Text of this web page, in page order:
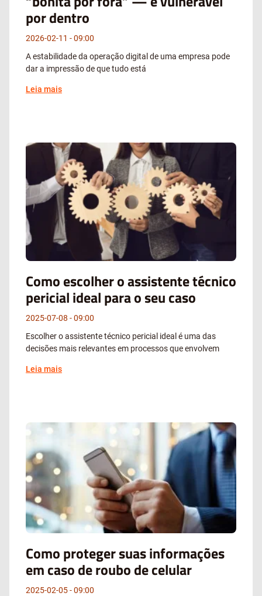
por dentro
2026-02-11
09:00
A estabilidade da operação digital de uma empresa pode
dar a impressão de que tudo está
Leia mais
Como escolher o assistente técnico
pericial ideal para o seu caso
2025-07-08
09:00
Escolher o assistente técnico pericial ideal é uma das
decisões mais relevantes em processos que envolvem
Leia mais
Como proteger suas informações
em caso de roubo de celular
2025-02-05
09:00